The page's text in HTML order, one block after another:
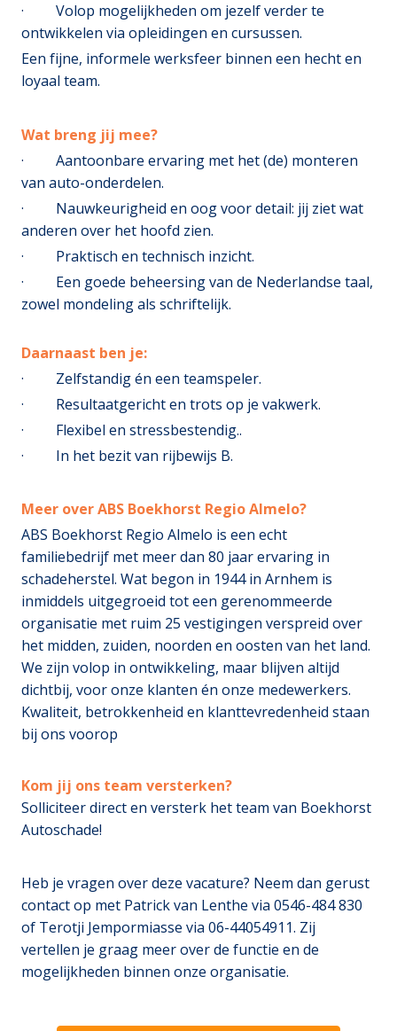
· Volop mogelijkheden om jezelf verder te
ontwikkelen via opleidingen en cursussen.
Een fijne, informele werksfeer binnen een hecht en
loyaal team.
Wat breng jij mee?
· Aantoonbare ervaring met het (de) monteren
van auto-onderdelen.
· Nauwkeurigheid en oog voor detail: jij ziet wat
anderen over het hoofd zien.
· Praktisch en technisch inzicht.
· Een goede beheersing van de Nederlandse taal,
zowel mondeling als schriftelijk.
Daarnaast ben je:
· Zelfstandig én een teamspeler.
· Resultaatgericht en trots op je vakwerk.
· Flexibel en stressbestendig..
· In het bezit van rijbewijs B.
Meer over ABS Boekhorst Regio Almelo?
ABS Boekhorst Regio Almelo is een echt
familiebedrijf met meer dan 80 jaar ervaring in
schadeherstel. Wat begon in 1944 in Arnhem is
inmiddels uitgegroeid tot een gerenommeerde
organisatie met ruim 25 vestigingen verspreid over
het midden, zuiden, noorden en oosten van het land.
We zijn volop in ontwikkeling, maar blijven altijd
dichtbij, voor onze klanten én onze medewerkers.
Kwaliteit, betrokkenheid en klanttevredenheid staan
bij ons voorop
Kom jij ons team versterken?
Solliciteer direct en versterk het team van Boekhorst
Autoschade!
Heb je vragen over deze vacature? Neem dan gerust
contact op met Patrick van Lenthe via 0546-484 830
of Terotji Jempormiasse via 06-44054911. Zij
vertellen je graag meer over de functie en de
mogelijkheden binnen onze organisatie.